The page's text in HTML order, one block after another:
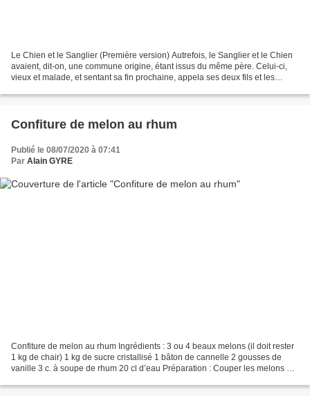
Le Chien et le Sanglier (Première version) Autrefois, le Sanglier et le Chien
avaient, dit-on, une commune origine, étant issus du même père. Celui-ci,
vieux et malade, et sentant sa fin prochaine, appela ses deux fils et les
Confiture de melon au rhum
Publié le 08/07/2020 à 07:41
Par Alain GYRE
Confiture de melon au rhum Ingrédients : 3 ou 4 beaux melons (il doit rester
1 kg de chair) 1 kg de sucre cristallisé 1 bâton de cannelle 2 gousses de
vanille 3 c. à soupe de rhum 20 cl d’eau Préparation : Couper les melons en